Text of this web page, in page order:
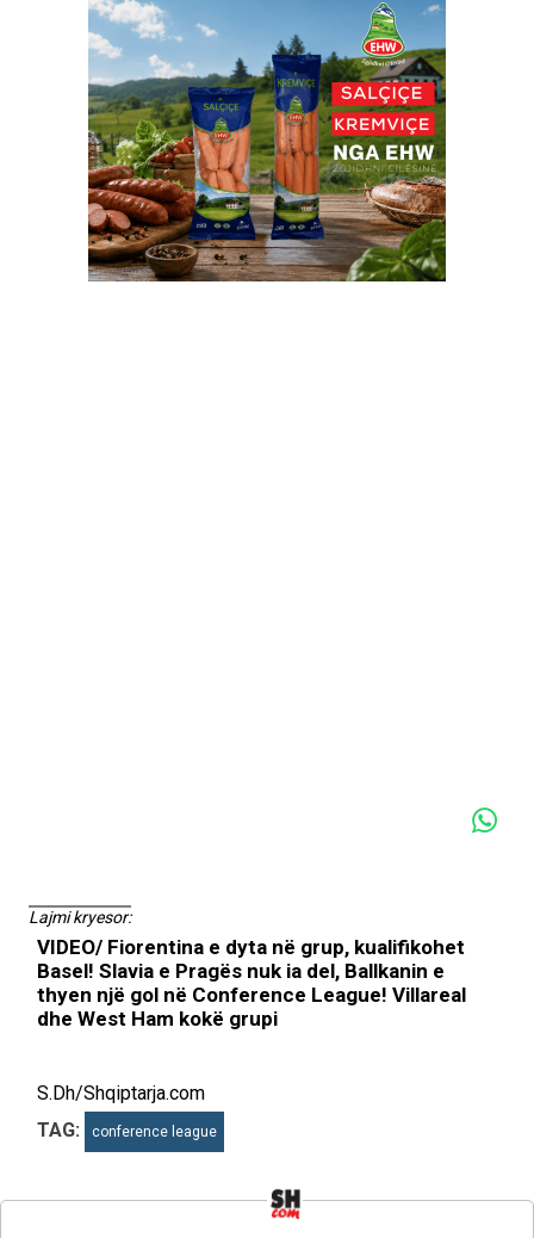
Lajmi kryesor:
VIDEO/ Fiorentina e dyta në grup, kualifikohet
Basel! Slavia e Pragës nuk ia del, Ballkanin e
thyen një gol në Conference League! Villareal
dhe West Ham kokë grupi
S.Dh/Shqiptarja.com
TAG:
conference league